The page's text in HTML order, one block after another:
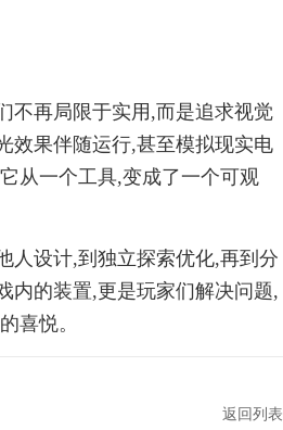
不再局限于实用,而是追求视觉
效果伴随运行,甚至模拟现实电
从一个工具,变成了一个可观
人设计,到独立探索优化,再到分
内的装置,更是玩家们解决问题,
喜悦。
返回列表